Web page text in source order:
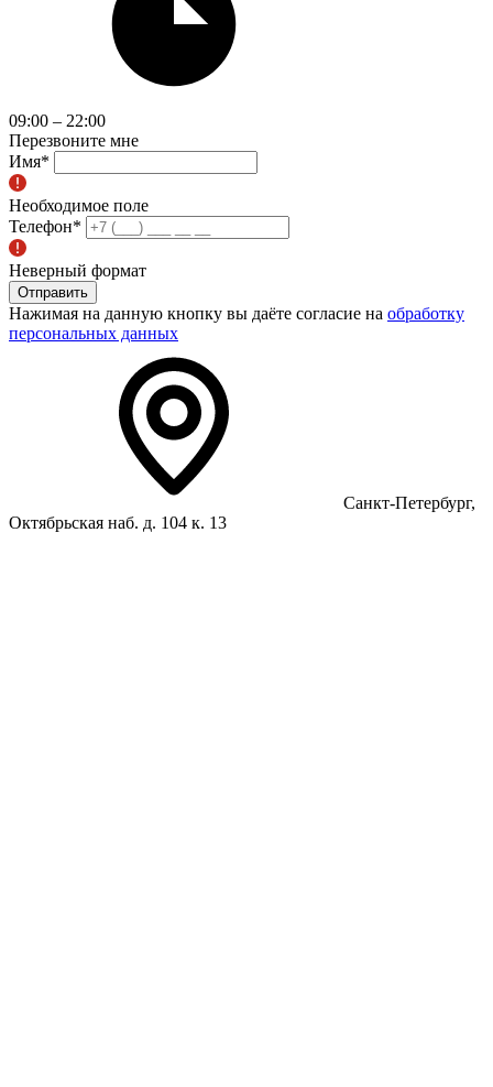
09:00 – 22:00
Перезвоните мне
Имя*
Необходимое поле
Телефон*
Неверный формат
Отправить
Нажимая на данную кнопку вы даёте согласие на обработку
персональных данных
Санкт-Петербург,
Октябрьская наб. д. 104 к. 13